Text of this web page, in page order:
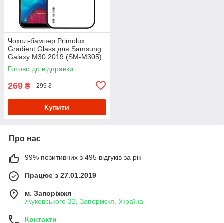
Чохол-бампер Primolux
Gradient Glass для Samsung
Galaxy M30 2019 (SM-M305)
- White
Готово до відправки
269 ₴ 299 ₴
Купити
Про нас
99% позитивних з 495 відгуків за рік
Працює з 27.01.2019
м. Запоріжжя
Жуковського 32, Запоріжжя, Україна
Контакти